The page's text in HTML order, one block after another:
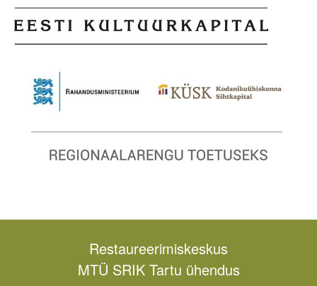
Restaureerimiskeskus
MTÜ SRIK Tartu ühendus